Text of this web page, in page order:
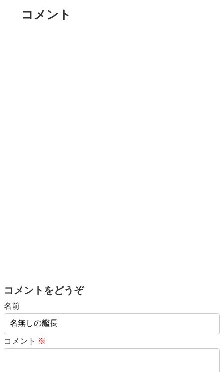
コメント
コメントをどうぞ
名前
コメント ※